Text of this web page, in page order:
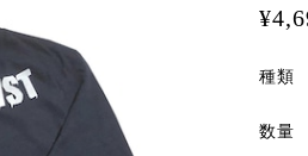
種類
数量